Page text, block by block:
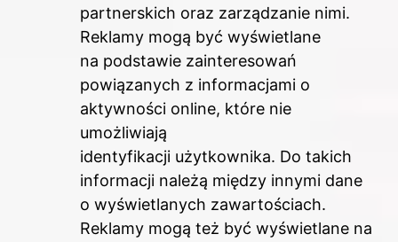
partnerskich oraz zarządzanie nimi.
Reklamy mogą być wyświetlane
na podstawie zainteresowań
powiązanych z informacjami o
aktywności online, które nie
umożliwiają
identyfikacji użytkownika. Do takich
informacji należą między innymi dane
o wyświetlanych zawartościach.
Reklamy mogą też być wyświetlane na